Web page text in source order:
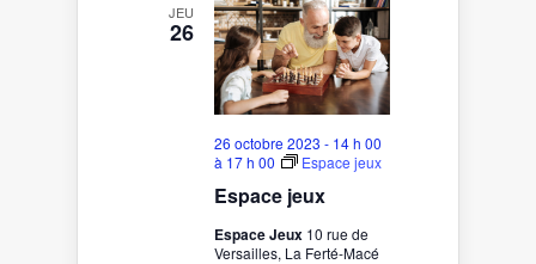
JEU
26
Espace jeux
26 octobre 2023 - 14 h 00
à 17 h 00 Espace jeux
Espace Jeux 10 rue de
Versailles, La Ferté-Macé